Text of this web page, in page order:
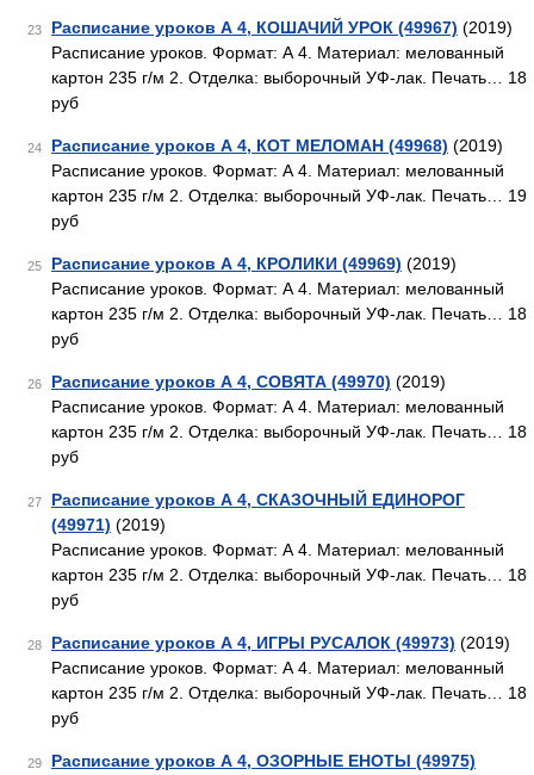
23 Расписание уроков А 4, КОШАЧИЙ УРОК (49967) (2019)
Расписание уроков. Формат: А 4. Материал: мелованный
картон 235 г/м 2. Отделка: выборочный УФ-лак. Печать… 18
руб
24 Расписание уроков А 4, КОТ МЕЛОМАН (49968) (2019)
Расписание уроков. Формат: А 4. Материал: мелованный
картон 235 г/м 2. Отделка: выборочный УФ-лак. Печать… 19
руб
25 Расписание уроков А 4, КРОЛИКИ (49969) (2019)
Расписание уроков. Формат: А 4. Материал: мелованный
картон 235 г/м 2. Отделка: выборочный УФ-лак. Печать… 18
руб
26 Расписание уроков А 4, СОВЯТА (49970) (2019)
Расписание уроков. Формат: А 4. Материал: мелованный
картон 235 г/м 2. Отделка: выборочный УФ-лак. Печать… 18
руб
27
Расписание уроков А 4, СКАЗОЧНЫЙ ЕДИНОРОГ
(49971) (2019)
Расписание уроков. Формат: А 4. Материал: мелованный
картон 235 г/м 2. Отделка: выборочный УФ-лак. Печать… 18
руб
28 Расписание уроков А 4, ИГРЫ РУСАЛОК (49973) (2019)
Расписание уроков. Формат: А 4. Материал: мелованный
картон 235 г/м 2. Отделка: выборочный УФ-лак. Печать… 18
руб
29
Расписание уроков А 4, ОЗОРНЫЕ ЕНОТЫ (49975)